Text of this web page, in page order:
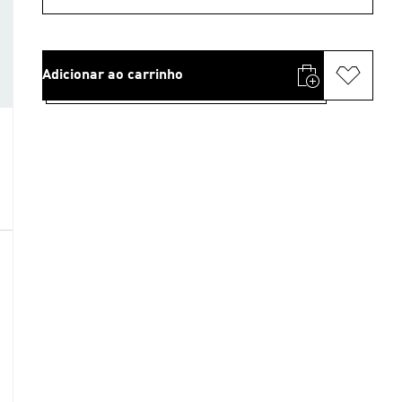
Adicionar ao carrinho